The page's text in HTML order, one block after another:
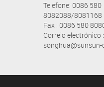
Telefone: 0086 580
8082088/8081168
Fax : 0086 580
Correio electrónico :